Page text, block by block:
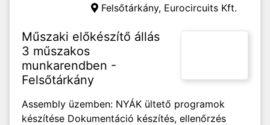
Felsőtárkány, Eurocircuits Kft.
Műszaki előkészítő állás
3 műszakos
munkarendben -
Felsőtárkány
Assembly üzemben: NYÁK ültető programok
készítése Dokumentáció készítés, ellenőrzés